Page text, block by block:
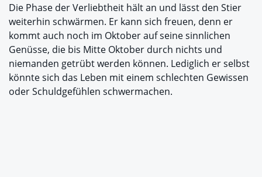
Die Phase der Verliebtheit hält an und lässt den Stier
weiterhin schwärmen. Er kann sich freuen, denn er
kommt auch noch im Oktober auf seine sinnlichen
Genüsse, die bis Mitte Oktober durch nichts und
niemanden getrübt werden können. Lediglich er selbst
könnte sich das Leben mit einem schlechten Gewissen
oder Schuldgefühlen schwermachen.